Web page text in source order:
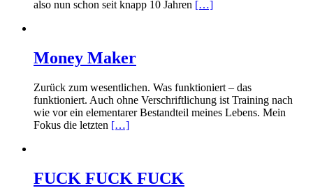
also nun schon seit knapp 10 Jahren […]
Money Maker
Zurück zum wesentlichen. Was funktioniert – das
funktioniert. Auch ohne Verschriftlichung ist Training nach
wie vor ein elementarer Bestandteil meines Lebens. Mein
Fokus die letzten […]
FUCK FUCK FUCK